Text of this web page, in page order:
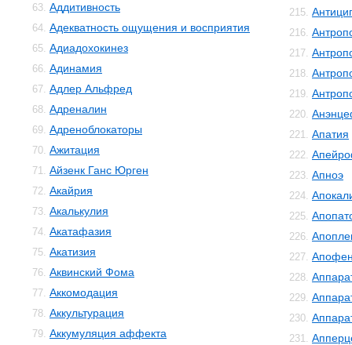
63. Аддитивность
64. Адекватность ощущения и восприятия
65. Адиадохокинез
66. Адинамия
67. Адлер Альфред
68. Адреналин
69. Адреноблокаторы
70. Ажитация
71. Айзенк Ганс Юрген
72. Акайрия
73. Акалькулия
74. Акатафазия
75. Акатизия
76. Аквинский Фома
77. Аккомодация
78. Аккультурация
79. Аккумуляция аффекта
215.
216.
217.
218.
219.
220.
221. Апатия
222.
223. Апноэ
224.
225.
226.
227.
228.
229.
230.
231.